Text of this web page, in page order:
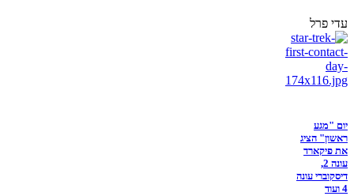
עדי פרל
יום "מגע
ראשון" הציג
את פיקארד
עונה 2,
דיסקוברי עונה
4 ועוד